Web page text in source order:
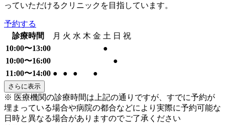
っていただけるクリニックを目指しています。
予約する
診療時間
月 火 水 木 金 土 日 祝
10:00〜13:00
●
10:00〜16:00
●
11:00〜14:00 ● ● ● ●
さらに表示
※ 医療機関の診療時間は上記の通りですが、すでに予約が
埋まっている場合や病院の都合などにより実際に予約可能な
日時と異なる場合がありますのでご了承ください